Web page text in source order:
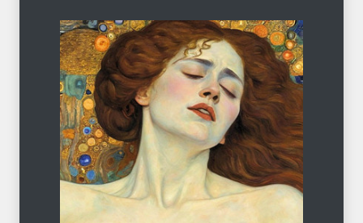
Марципан (из Агнии Барто)
ЛЕТО 31.07.2026
А ещё борода
ЛЕТО 07.08.2026